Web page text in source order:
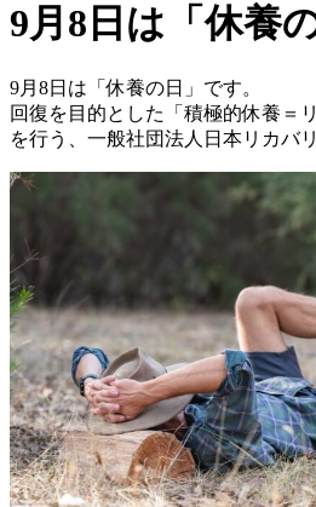
9月8日は「休養の
9月8日は「休養の日」です。
回復を目的とした「積極的休養＝
を行う、一般社団法人日本リカバ